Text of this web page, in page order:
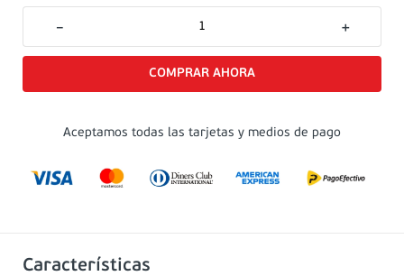
＋
－
Aceptamos todas las tarjetas y medios de pago
Características